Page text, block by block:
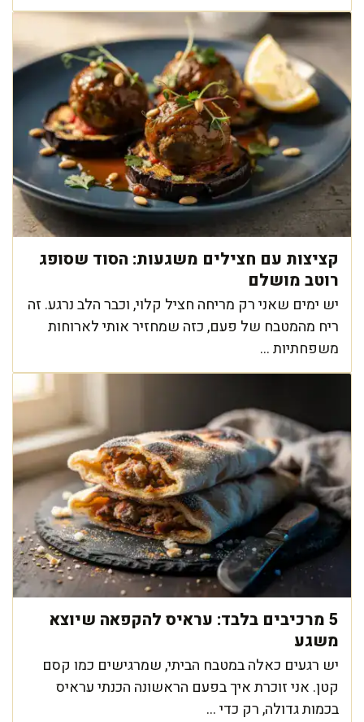
קציצות עם חצילים משגעות: הסוד שסופג
רוטב מושלם
יש ימים שאני רק מריחה חציל קלוי, וכבר הלב נרגע. זה
ריח מהמטבח של פעם, כזה שמחזיר אותי לארוחות
משפחתיות ...
5 מרכיבים בלבד: עראיס להקפאה שיוצא
משגע
יש רגעים כאלה במטבח הביתי, שמרגישים כמו קסם
קטן. אני זוכרת איך בפעם הראשונה הכנתי עראיס
בכמות גדולה, רק כדי ...